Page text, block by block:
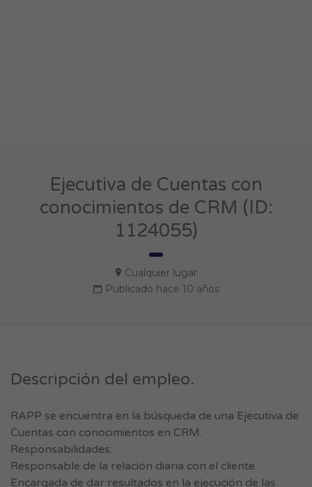
Ejecutiva de Cuentas con
conocimientos de CRM (ID:
1124055)
Cualquier lugar
Publicado hace 10 años
Descripción del empleo.
RAPP se encuentra en la búsqueda de una Ejecutiva de
Cuentas con conocimientos en CRM.
Responsabilidades:
Responsable de la relación diaria con el cliente.
Encargada de dar resultados en la ejecución de las